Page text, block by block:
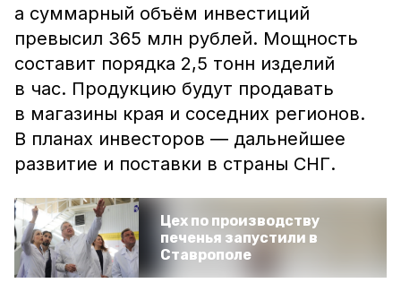
а суммарный объём инвестиций
превысил 365 млн рублей. Мощность
составит порядка 2,5 тонн изделий
в час. Продукцию будут продавать
в магазины края и соседних регионов.
В планах инвесторов ― дальнейшее
развитие и поставки в страны СНГ.
Цех по производству
печенья запустили в
Ставрополе